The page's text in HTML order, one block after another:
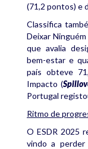
(71,2 pontos) e
Classifica
Deixar
que avalia
bem-estar e
país obteve
Impacto (
Portugal
Ritmo de
O ESDR 2025
vindo a perder